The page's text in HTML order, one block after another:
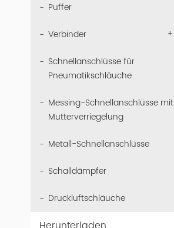
Puffer
Verbinder
+
Schnellanschlüsse für
Pneumatikschläuche
Messing-Schnellanschlüsse mit
Mutterverriegelung
Metall-Schnellanschlüsse
Schalldämpfer
Druckluftschläuche